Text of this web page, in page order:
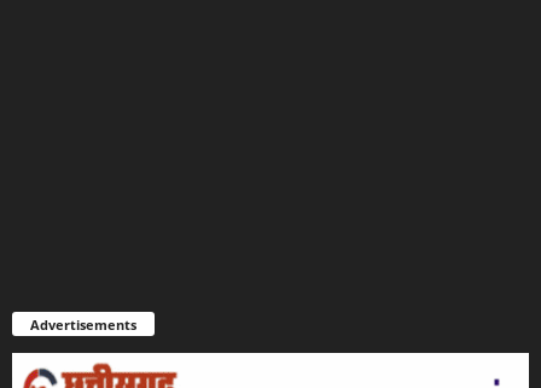
Advertisements